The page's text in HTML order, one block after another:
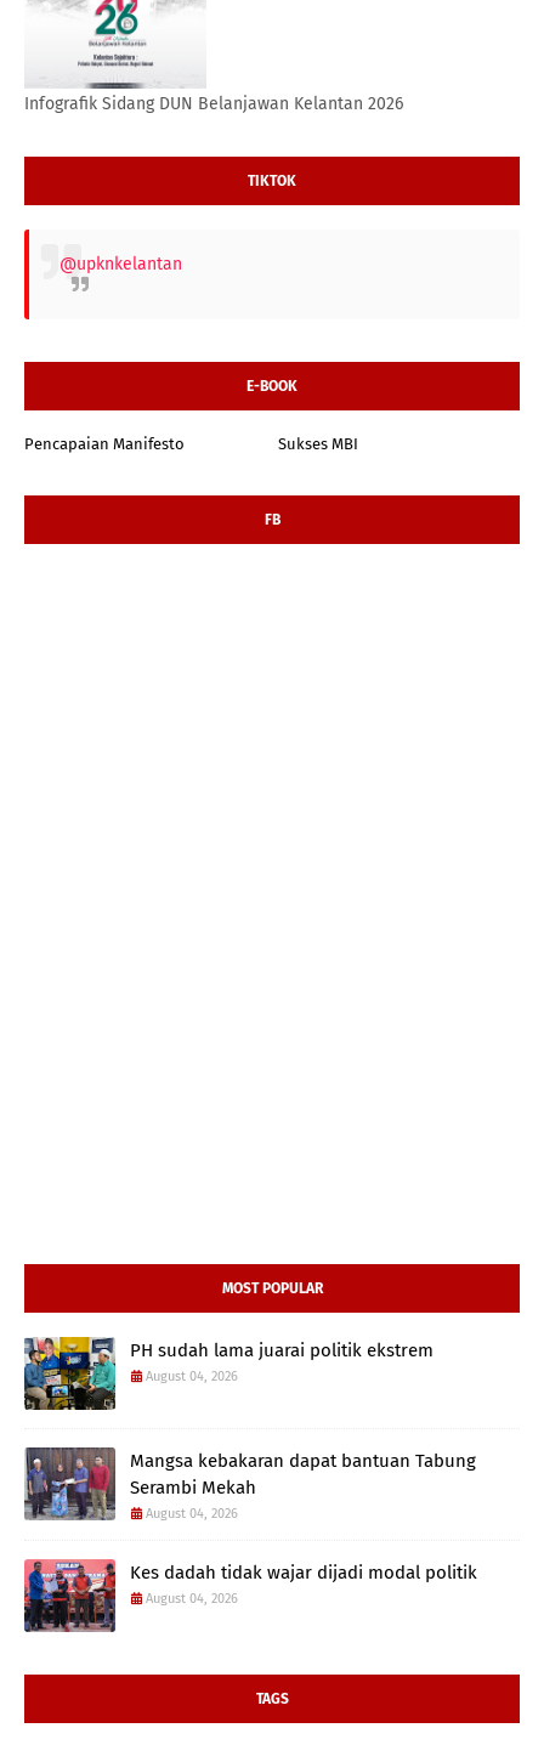
Infografik Sidang DUN Belanjawan Kelantan 2026
TIKTOK
@upknkelantan
E-BOOK
Pencapaian Manifesto Sukses MBI
FB
MOST POPULAR
PH sudah lama juarai politik ekstrem
August 04, 2026
Mangsa kebakaran dapat bantuan Tabung
Serambi Mekah
August 04, 2026
Kes dadah tidak wajar dijadi modal politik
August 04, 2026
TAGS